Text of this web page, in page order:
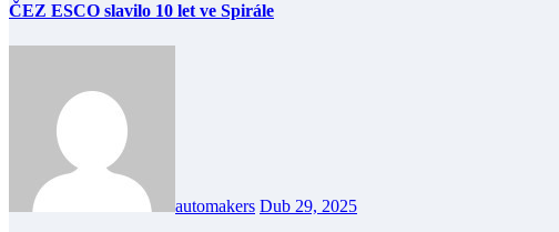
ČEZ ESCO slavilo 10 let ve Spirále
automakers Dub 29, 2025